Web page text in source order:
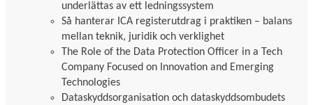
underlättas av ett ledningssystem
Så hanterar ICA registerutdrag i praktiken – balans
mellan teknik, juridik och verklighet
The Role of the Data Protection Officer in a Tech
Company Focused on Innovation and Emerging
Technologies
Dataskyddsorganisation och dataskyddsombudets